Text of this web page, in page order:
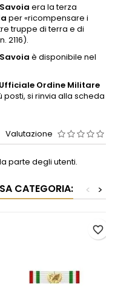
era la terza
per «ricompensare i
truppe di terra e di
2116).
è disponibile nel
Ordine Militare
si rinvia alla scheda
Valutazione
parte degli utenti.
CATEGORIA: >
<
favorite_border